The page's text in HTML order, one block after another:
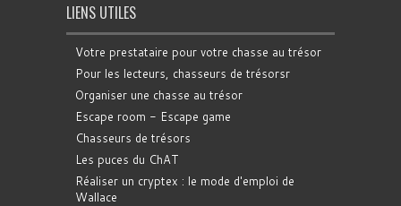
LIENS UTILES
Votre prestataire pour votre chasse au trésor
Pour les lecteurs, chasseurs de trésorsr
Organiser une chasse au trésor
Escape room - Escape game
Chasseurs de trésors
Les puces du ChAT
Réaliser un cryptex : le mode d'emploi de
Wallace